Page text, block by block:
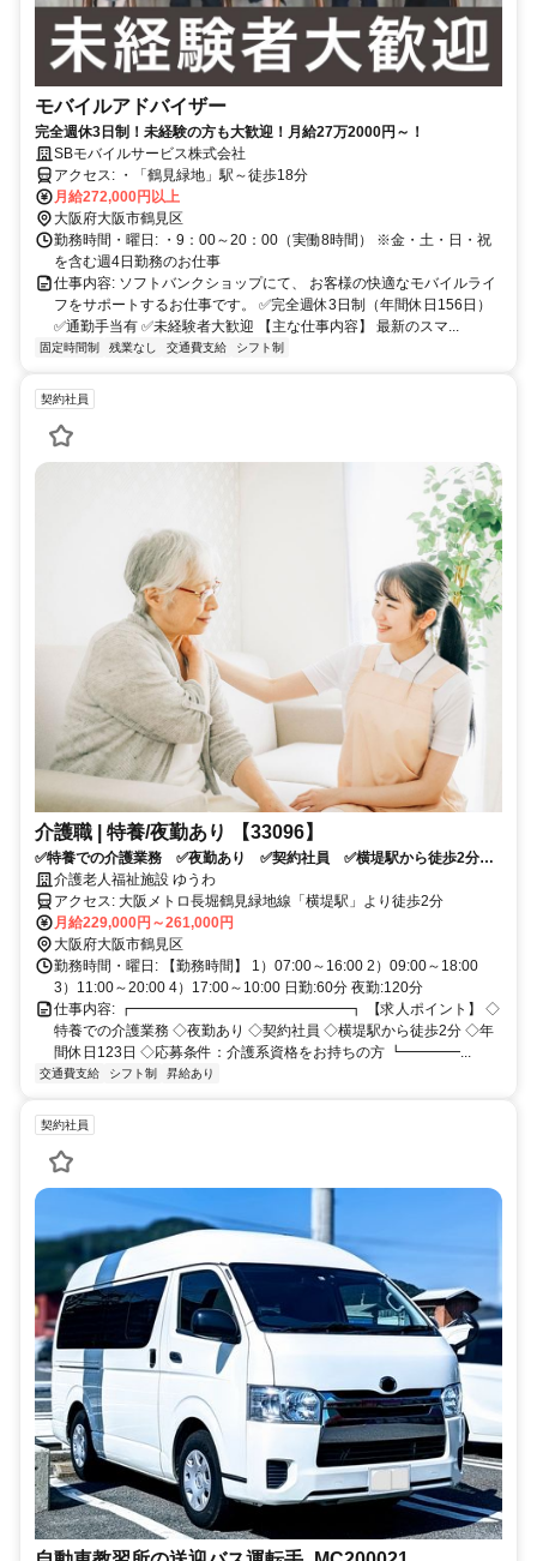
モバイルアドバイザー
完全週休3日制！未経験の方も大歓迎！月給27万2000円～！
SBモバイルサービス株式会社
アクセス: ・「鶴見緑地」駅～徒歩18分
月給272,000円以上
大阪府大阪市鶴見区
勤務時間・曜日: ・9：00～20：00（実働8時間） ※金・土・日・祝
を含む週4日勤務のお仕事
仕事内容: ソフトバンクショップにて、 お客様の快適なモバイルライ
フをサポートするお仕事です。 ✅完全週休3日制（年間休日156日）
✅通勤手当有 ✅未経験者大歓迎 【主な仕事内容】 最新のスマ...
固定時間制 残業なし 交通費支給 シフト制
契約社員
介護職 | 特養/夜勤あり 【33096】
✅特養での介護業務 ✅夜勤あり ✅契約社員 ✅横堤駅から徒歩2分
✅年間休日123日 ✅応募条件：介護系資格をお持ちの方
介護老人福祉施設 ゆうわ
アクセス: 大阪メトロ長堀鶴見緑地線「横堤駅」より徒歩2分
月給229,000円～261,000円
大阪府大阪市鶴見区
勤務時間・曜日: 【勤務時間】 1）07:00～16:00 2）09:00～18:00
3）11:00～20:00 4）17:00～10:00 日勤:60分 夜勤:120分
仕事内容: ┏━━━━━━━━━━━━━━━┓ 【求人ポイント】 ◇
特養での介護業務 ◇夜勤あり ◇契約社員 ◇横堤駅から徒歩2分 ◇年
間休日123日 ◇応募条件：介護系資格をお持ちの方 ┗━━━━...
交通費支給 シフト制 昇給あり
契約社員